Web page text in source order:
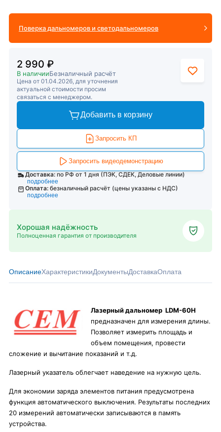
Поверка дальномеров и светодальномеров
2 990 ₽
В наличииБезналичный расчёт
Цена от 01.04.2026, для уточнения
актуальной стоимости просим
связаться с менеджером.
Добавить в корзину
Запросить КП
Запросить видеодемонстрацию
Доставка: по РФ от 1 дня (ПЭК, СДЕК, Деловые линии)
подробнее
Оплата: безналичный расчёт (цены указаны с НДС)
подробнее
Хорошая надёжность
Полноценная гарантия от производителя
ОписаниеХарактеристикиДокументыДоставкаОплата
Лазерный дальномер LDM-60H
предназначен для измерения длины.
Позволяет измерить площадь и
объем помещения, провести
сложение и вычитание показаний и т.д.
Лазерный указатель облегчает наведение на нужную цель.
Для экономии заряда элементов питания предусмотрена
функция автоматического выключения. Результаты последних
20 измерений автоматически записываются в память
устройства.